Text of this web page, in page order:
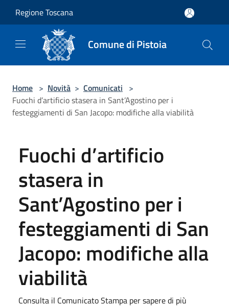
Regione Toscana
Comune di Pistoia
Home > Novità > Comunicati >
Fuochi d’artificio stasera in Sant’Agostino per i
festeggiamenti di San Jacopo: modifiche alla viabilità
Fuochi d’artificio
stasera in
Sant’Agostino per i
festeggiamenti di San
Jacopo: modifiche alla
viabilità
Consulta il Comunicato Stampa per sapere di più